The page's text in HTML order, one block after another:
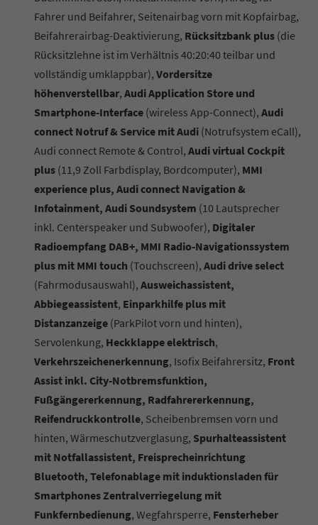
Fahrer und Beifahrer, Seitenairbag vorn mit Kopfairbag,
Beifahrerairbag-Deaktivierung, Rücksitzbank plus (die
Rücksitzlehne ist im Verhältnis 40:20:40 teilbar und
vollständig umklappbar), Vordersitze
höhenverstellbar, Audi Application Store und
Smartphone-Interface (wireless App-Connect), Audi
connect Notruf & Service mit Audi (Notrufsystem eCall),
Audi connect Remote & Control, Audi virtual Cockpit
plus (11,9 Zoll Farbdisplay, Bordcomputer), MMI
experience plus, Audi connect Navigation &
Infotainment, Audi Soundsystem (10 Lautsprecher
inkl. Centerspeaker und Subwoofer), Digitaler
Radioempfang DAB+, MMI Radio-Navigationssystem
plus mit MMI touch (Touchscreen), Audi drive select
(Fahrmodusauswahl), Ausweichassistent,
Abbiegeassistent, Einparkhilfe plus mit
Distanzanzeige (ParkPilot vorn und hinten),
Servolenkung, Heckklappe elektrisch,
Verkehrszeichenerkennung, Isofix Beifahrersitz, Front
Assist inkl. City-Notbremsfunktion,
Fußgängererkennung, Radfahrererkennung,
Reifendruckkontrolle, Scheibenbremsen vorn und
hinten, Wärmeschutzverglasung, Spurhalteassistent
mit Notfallassistent, Freisprecheinrichtung
Bluetooth, Telefonablage mit induktionsladen für
Smartphones Zentralverriegelung mit
Funkfernbedienung, Wegfahrsperre, Fensterheber